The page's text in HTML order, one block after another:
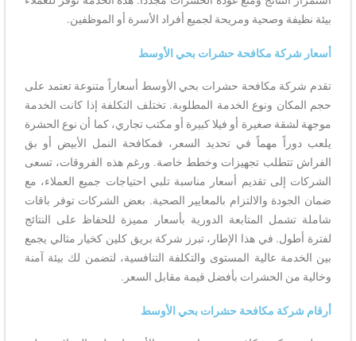
بيئة نظيفة وصحية ومريحة لجميع أفراد الأسرة أو الموظفين.
أسعار شركة مكافحة حشرات بحي الأوسط
تقدم شركة مكافحة حشرات بحي الأوسط أسعاراً متنوعة تعتمد على
حجم المكان ونوع الخدمة المطلوبة. تختلف التكلفة إذا كانت الخدمة
موجهة لشقة صغيرة أو فيلا كبيرة أو مكتب تجاري، كما أن نوع الحشرة
يلعب دوراً مهماً في تحديد السعر، فمكافحة النمل الأبيض أو بق
الفراش تتطلب تجهيزات وخطط خاصة. ورغم هذه الفروقات، تسعى
الشركات إلى تقديم أسعار مناسبة تلبي احتياجات جميع العملاء، مع
ضمان الجودة والالتزام بالمعايير الصحية. بعض الشركات توفر باقات
شاملة تشمل المتابعة الدورية بأسعار مميزة للحفاظ على النتائج
لفترة أطول. في هذا الإطار، تبرز شركة بريق كلين كخيار مثالي يجمع
بين الخدمة عالية المستوى والتكلفة التنافسية، لتضمن لك بيئة آمنة
وخالية من الحشرات بأفضل قيمة مقابل السعر.
أرقام شركة مكافحة حشرات بحي الأوسط